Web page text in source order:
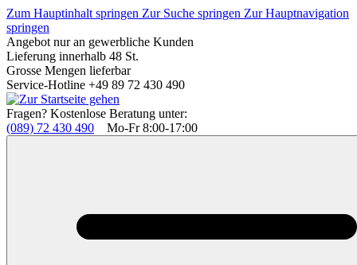
Zum Hauptinhalt springen Zur Suche springen Zur Hauptnavigation
springen
Angebot nur an gewerbliche Kunden
Lieferung innerhalb 48 St.
Grosse Mengen lieferbar
Service-Hotline +49 89 72 430 490
Fragen? Kostenlose Beratung unter:
(089) 72 430 490
Mo-Fr 8:00-17:00